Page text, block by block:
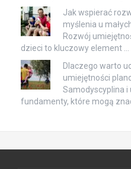
Jak wspierać
myślenia u
Rozwój
dzieci to kluczowy element …
Dlaczego warto
umiejętności
Samodyscyplina
fundamenty, które mogą